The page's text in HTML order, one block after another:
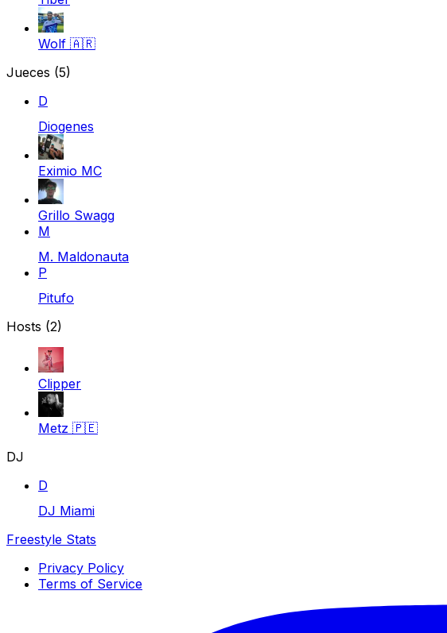
Wolf 🇦🇷
Jueces (5)
D
Diogenes
Eximio MC
Grillo Swagg
M
M. Maldonauta
P
Pitufo
Hosts (2)
Clipper
Metz 🇵🇪
DJ
D
DJ Miami
Freestyle Stats
Privacy Policy
Terms of Service